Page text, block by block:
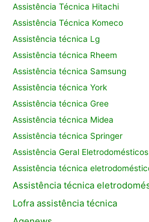
Assistência Técnica Hitachi
Assistência Técnica Komeco
Assistência técnica Lg
Assistência técnica Rheem
Assistência técnica Samsung
Assistência técnica York
Assistência técnica Gree
Assistência técnica Midea
Assistência técnica Springer
Assistência Geral Eletrodomésticos
Assistência técnica
Assistência técnica
Lofra assistênciatécnica